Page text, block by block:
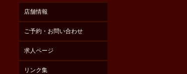
店舗情報
ご予約・お問い合わせ
求人ページ
リンク集